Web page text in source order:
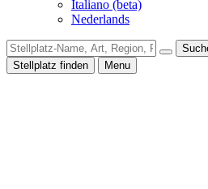
Italiano (beta)
Nederlands
Stellplatz finden
Menu